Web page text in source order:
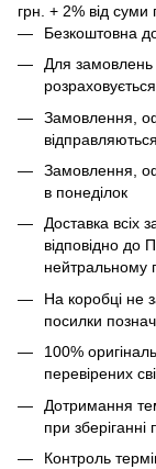
грн. + 2% від
Безкоштовна
Для замовлень
Замовлення,
Замовлення,
в понеділок
Доставка всіх
відповідно до
нейтральному
На коробці не
посилки
100%
перевірених
Дотримання
при зберіганні
Контроль